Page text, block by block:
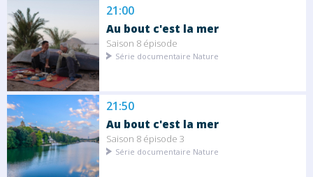
21:00
Au bout c'est la mer
Saison 8 épisode
Série documentaire Nature
21:50
Au bout c'est la mer
Saison 8 épisode 3
Série documentaire Nature